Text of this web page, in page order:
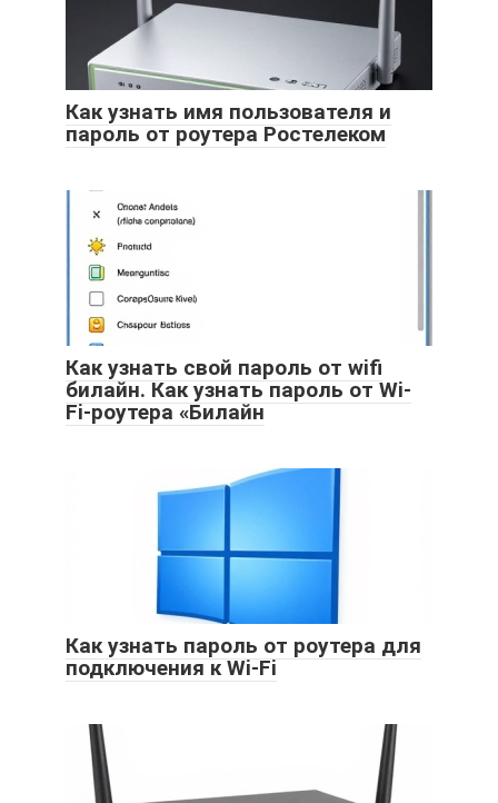
Как узнать имя пользователя и
пароль от роутера Ростелеком
Как узнать свой пароль от wifi
билайн. Как узнать пароль от Wi-
Fi-роутера «Билайн
Как узнать пароль от роутера для
подключения к Wi-Fi